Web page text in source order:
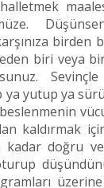
birden
biri veya
yutup ya
kaldırmak
doğru
üzerine